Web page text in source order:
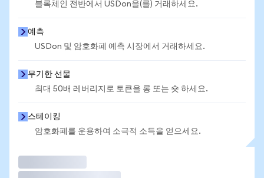
블록체인 전반에서 USDon을(를) 거래하세요.
예측
USDon 및 암호화폐 예측 시장에서 거래하세요.
무기한 선물
최대 50배 레버리지로 토큰을 롱 또는 숏 하세요.
스테이킹
암호화폐를 운용하여 소극적 소득을 얻으세요.